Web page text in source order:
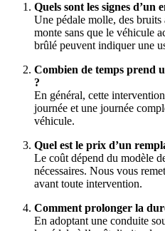
Quels sont les signes d’un
Une pédale molle, des
monte sans que le véhicule
brûlé peuvent indiquer une
Combien de temps prend
?
En général, cette
journée et une journée
véhicule.
Quel est le prix d’un
Le coût dépend du modèle
nécessaires. Nous vous
avant toute intervention.
Comment prolonger la
En adoptant une conduite